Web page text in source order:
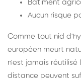
Bâtiment
Aucun risque
Comme tout nid
européen meurt
n'est jamais réutilisé
distance peuvent